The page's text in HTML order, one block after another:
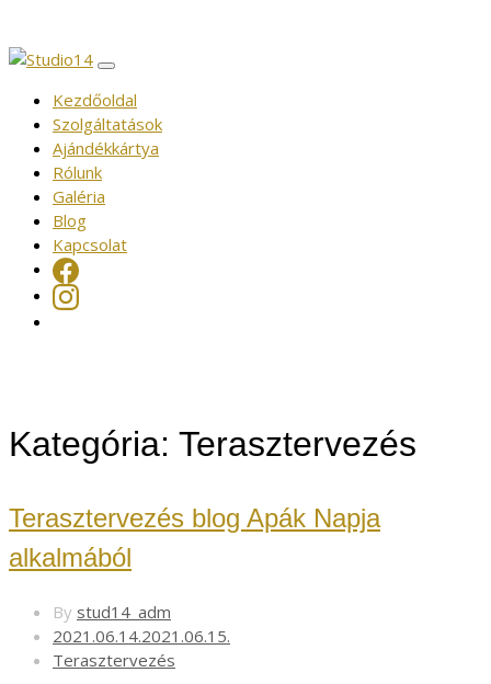
Kezdőoldal
Szolgáltatások
Ajándékkártya
Rólunk
Galéria
Blog
Kapcsolat
Kategória: Terasztervezés
Terasztervezés blog Apák Napja
alkalmából
By stud14_adm
2021.06.14.2021.06.15.
Terasztervezés